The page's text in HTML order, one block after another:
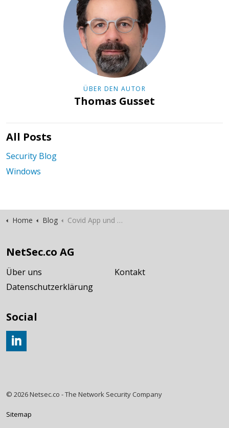
ÜBER DEN AUTOR
Thomas Gusset
All Posts
Security Blog
Windows
Home Blog Covid App und Datenschutz
NetSec.co AG
Über uns
Kontakt
Datenschutzerklärung
Social
© 2026 Netsec.co - The Network Security Company
Sitemap